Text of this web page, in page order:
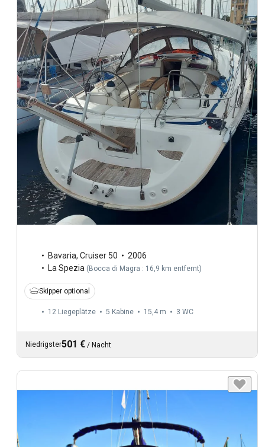
Bavaria, Cruiser 50
2006
La Spezia (Bocca di Magra : 16,9 km entfernt)
Skipper optional
12 Liegeplätze 5 Kabine 15,4 m 3 WC
Niedrigster501 € / Nacht